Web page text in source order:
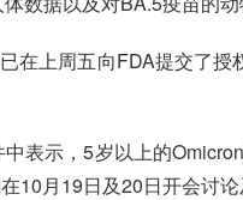
在上周五向FDA提交了授
表示，5岁以上的
10月19日及20日开会讨论